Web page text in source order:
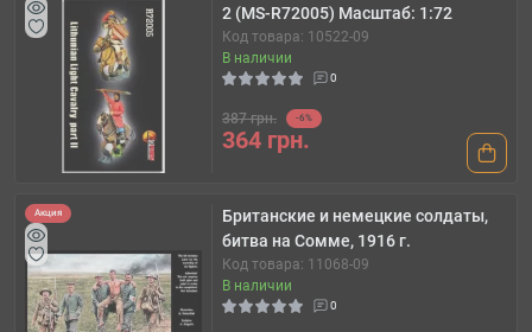
2 (MS-R72005) Масштаб: 1:72
Код товара: 10522-09
В наличии
0
387 грн. -6%
364 грн.
Акция
Британские и немецкие солдаты,
битва на Сомме, 1916 г.
Код товара: 11068-09
В наличии
0